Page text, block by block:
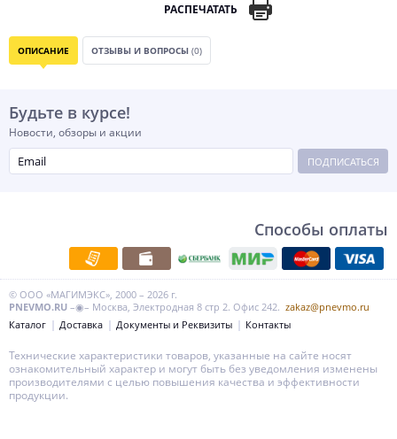
РАСПЕЧАТАТЬ
ОПИСАНИЕ ОТЗЫВЫ И ВОПРОСЫ (0)
Будьте в курсе!
Новости, обзоры и акции
ПОДПИСАТЬСЯ
Способы оплаты
© ООО «МАГИМЭКС», 2000 – 2026 г.
PNEVMO.RU –◉– Москва, Электродная 8 стр 2. Офис 242. zakaz@pnevmo.ru
Каталог
Доставка Документы и Реквизиты Контакты
Технические характеристики товаров, указанные на сайте носят
ознакомительный характер и могут быть без уведомления изменены
производителями с целью повышения качества и эффективности
продукции.